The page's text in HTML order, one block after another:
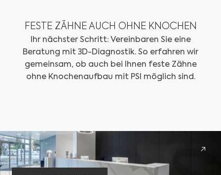
FESTE ZÄHNE AUCH OHNE KNOCHEN
Ihr nächster Schritt: Vereinbaren Sie eine
Beratung mit 3D-Diagnostik. So erfahren wir
gemeinsam, ob auch bei Ihnen feste Zähne
ohne Knochenaufbau mit PSI möglich sind.